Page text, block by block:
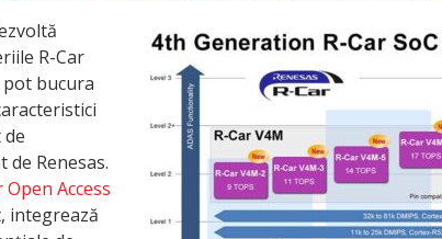
R-Car
pot bucura
de Renesas.
Access
integrează